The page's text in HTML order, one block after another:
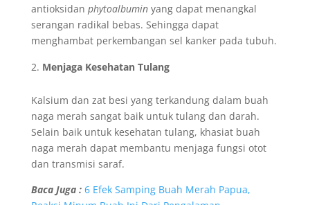
antioksidan phytoalbuminyang dapat menangkal
serangan radikal bebas. Sehingga dapat
menghambat perkembangan sel kanker pada tubuh.
Menjaga Kesehatan Tulang
Kalsium dan zat besi yang terkandung dalam buah
naga merah sangat baik untuk tulang dan darah.
Selain baik untuk kesehatan tulang, khasiat buah
naga merah dapat membantu menjaga fungsi otot
dan transmisi saraf.
Baca Juga : 6 Efek Samping Buah Merah Papua,